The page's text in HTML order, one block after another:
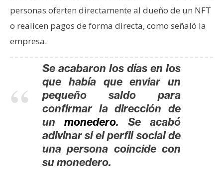
o
y
b
personas oferten directamente al dueño de un NFT
o realicen pagos de forma directa, como señaló la
empresa.
Se acabaron los días en los
que había que enviar un
pequeño saldo para
confirmar la dirección de
unmonedero. Se acabó
adivinar si el perfil social de
una persona coincide con
su monedero.